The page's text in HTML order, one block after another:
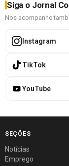
Siga o Jornal
Nos acompanhe
Instagram
TikTok
YouTube
SEÇÕES
Notícias
Emprego